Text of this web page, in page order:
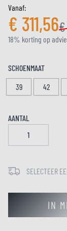
Vanaf:
€ 311,56
18% korting op
SCHOENMAAT
39
42
AANTAL
SELECTEER
IN